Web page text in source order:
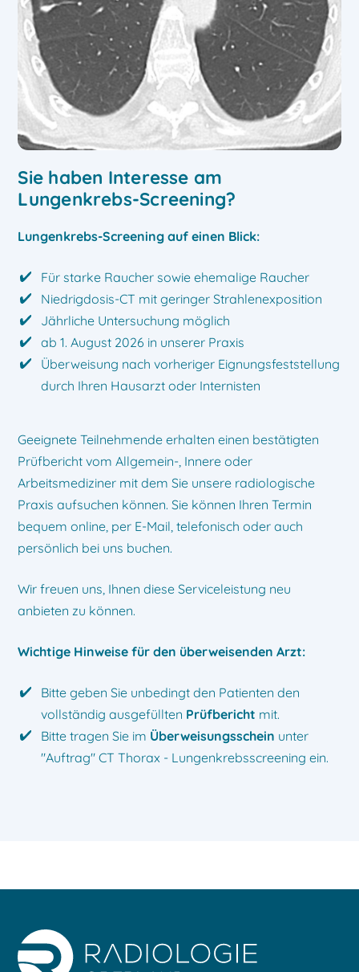
Sie haben Interesse am
Lungenkrebs-Screening?
Lungenkrebs-Screening auf einen Blick:
Für starke Raucher sowie ehemalige Raucher
Niedrigdosis-CT mit geringer Strahlenexposition
Jährliche Untersuchung möglich
ab 1. August 2026 in unserer Praxis
Überweisung nach vorheriger Eignungsfeststellung
durch Ihren Hausarzt oder Internisten
Geeignete Teilnehmende erhalten einen bestätigten
Prüfbericht vom Allgemein-, Innere oder
Arbeitsmediziner mit dem Sie unsere radiologische
Praxis aufsuchen können. Sie können Ihren Termin
bequem online, per E-Mail, telefonisch oder auch
persönlich bei uns buchen.
Wir freuen uns, Ihnen diese Serviceleistung neu
anbieten zu können.
Wichtige Hinweise für den überweisenden Arzt:
Bitte geben Sie unbedingt den Patienten den
vollständig ausgefüllten Prüfbericht mit.
Bitte tragen Sie im Überweisungsschein unter
"Auftrag" CT Thorax - Lungenkrebsscreening ein.